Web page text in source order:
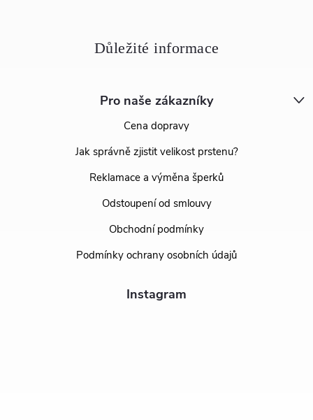
Pro naše zákazníky
Cena dopravy
Jak správně zjistit velikost prstenu?
Reklamace a výměna šperků
Odstoupení od smlouvy
Obchodní podmínky
Podmínky ochrany osobních údajů
Instagram